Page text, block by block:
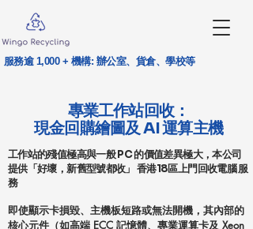
服務逾 1,000 + 機構: 辦公室、貨倉、學校等
IT Recycling Specialest
專業工作站回收：
現金回購繪圖及 AI 運算主機
工作站的殘值極高與一般 PC 的價值差異極大，本公司
提供「好壞，新舊型號都收」 香港18區上門回收電腦 服
務
即使顯示卡損毀、主機板短路或無法開機，其內部的
核心元件（如高端 ECC 記憶體、專業運算卡及 Xeon